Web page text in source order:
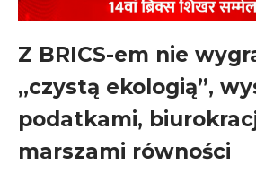
Z BRICS-em nie
„czystą ekologią”,
podatkami,
marszami równości